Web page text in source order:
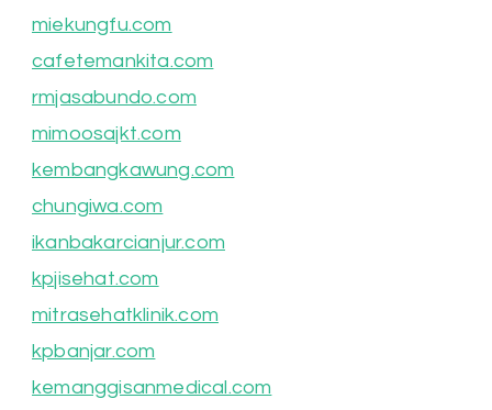
miekungfu.com
cafetemankita.com
rmjasabundo.com
mimoosajkt.com
kembangkawung.com
chungiwa.com
ikanbakarcianjur.com
kpjisehat.com
mitrasehatklinik.com
kpbanjar.com
kemanggisanmedical.com